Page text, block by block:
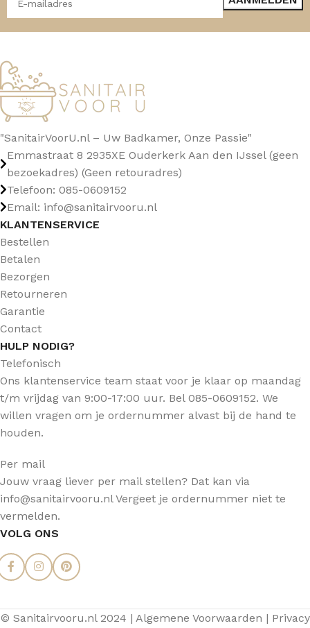
"SanitairVoorU.nl – Uw Badkamer, Onze Passie"
Emmastraat 8 2935XE Ouderkerk Aan den IJssel (geen
bezoekadres) (Geen retouradres)
Telefoon: 085-0609152
Email: info@sanitairvooru.nl
KLANTENSERVICE
Bestellen
Betalen
Bezorgen
Retourneren
Garantie
Contact
HULP NODIG?
Telefonisch
Ons klantenservice team staat voor je klaar op maandag
t/m vrijdag van 9:00-17:00 uur. Bel 085-0609152. We
willen vragen om je ordernummer alvast bij de hand te
houden.
Per mail
Jouw vraag liever per mail stellen? Dat kan via
info@sanitairvooru.nl Vergeet je ordernummer niet te
vermelden.
VOLG ONS
© Sanitairvooru.nl 2024 | Algemene Voorwaarden | Privacy